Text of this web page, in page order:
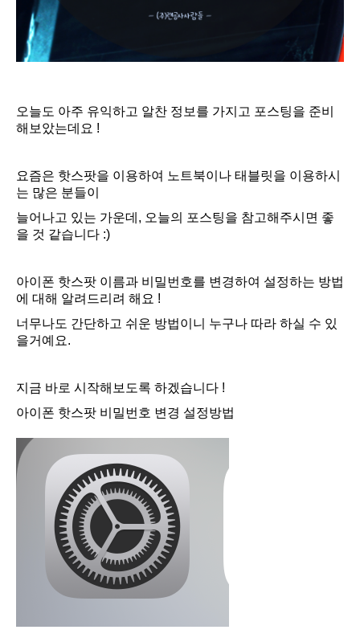
오늘도 아주 유익하고 알찬 정보를 가지고 포스팅을 준비
해보았는데요 !
요즘은 핫스팟을 이용하여 노트북이나 태블릿을 이용하시
는 많은 분들이
늘어나고 있는 가운데, 오늘의 포스팅을 참고해주시면 좋
을 것 같습니다 :)
아이폰 핫스팟 이름과 비밀번호를 변경하여 설정하는 방법
에 대해 알려드리려 해요 !
너무나도 간단하고 쉬운 방법이니 누구나 따라 하실 수 있
을거예요.
지금 바로 시작해보도록 하겠습니다 !
아이폰 핫스팟 비밀번호 변경 설정방법